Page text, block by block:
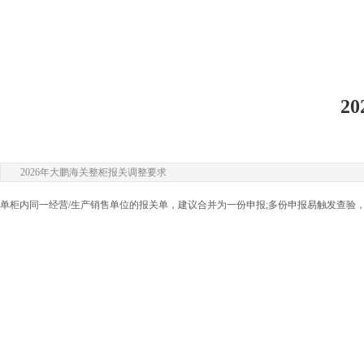
2026年大鹏海关整柜报关调整要求
单柜内同一经营/生产销售单位的报关单，建议合并为一份申报;多份申报易触发查